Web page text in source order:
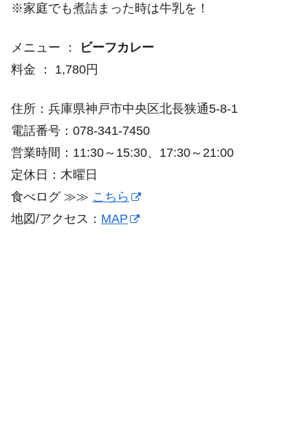
※家庭でも煮詰まった時は牛乳を！
メニュー ：
ビーフカレー
料金 ： 1,780円
住所：兵庫県神戸市中央区北長狭通5-8-1
電話番号：078-341-7450
営業時間：11:30～15:30、17:30～21:00
定休日：木曜日
食べログ ≫≫ こちら
地図/アクセス： MAP